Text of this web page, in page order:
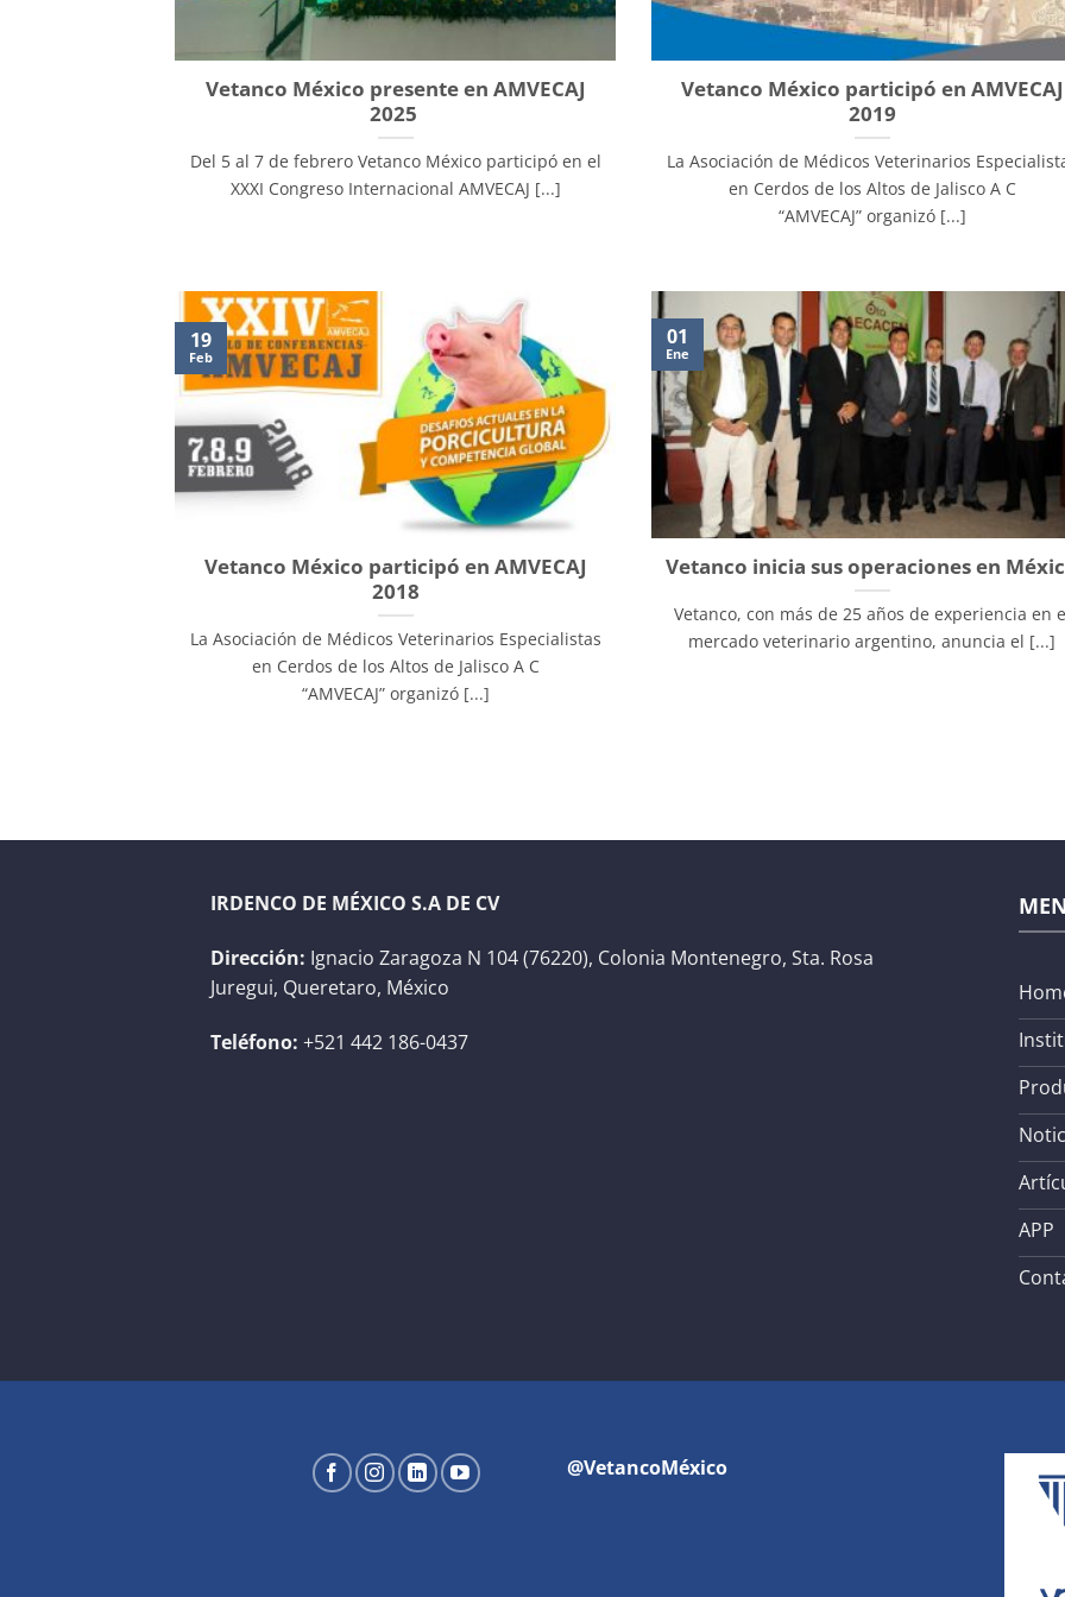
Vetanco México presente en AMVECAJ
2025
Del 5 al 7 de febrero Vetanco México participó en el
XXXI Congreso Internacional AMVECAJ [...]
Vetanco México participó en AMVECAJ
2019
La Asociación de Médicos Veterinarios
en Cerdos de los Altos de Jalisco A C
“AMVECAJ” organizó [...]
Vetanco México participó en AMVECAJ
2018
La Asociación de Médicos Veterinarios Especialistas
en Cerdos de los Altos de Jalisco A C
“AMVECAJ” organizó [...]
19
Feb
Vetanco inicia sus operaciones en
Vetanco, con más de 25 años de experiencia en
mercado veterinario argentino, anuncia el [...]
01
Ene
IRDENCO DE MÉXICO S.A DE CV
Dirección: Ignacio Zaragoza N 104 (76220), Colonia Montenegro, Sta. Rosa
Juregui, Queretaro, México
Teléfono: +521 442 186-0437
APP
@VetancoMéxico